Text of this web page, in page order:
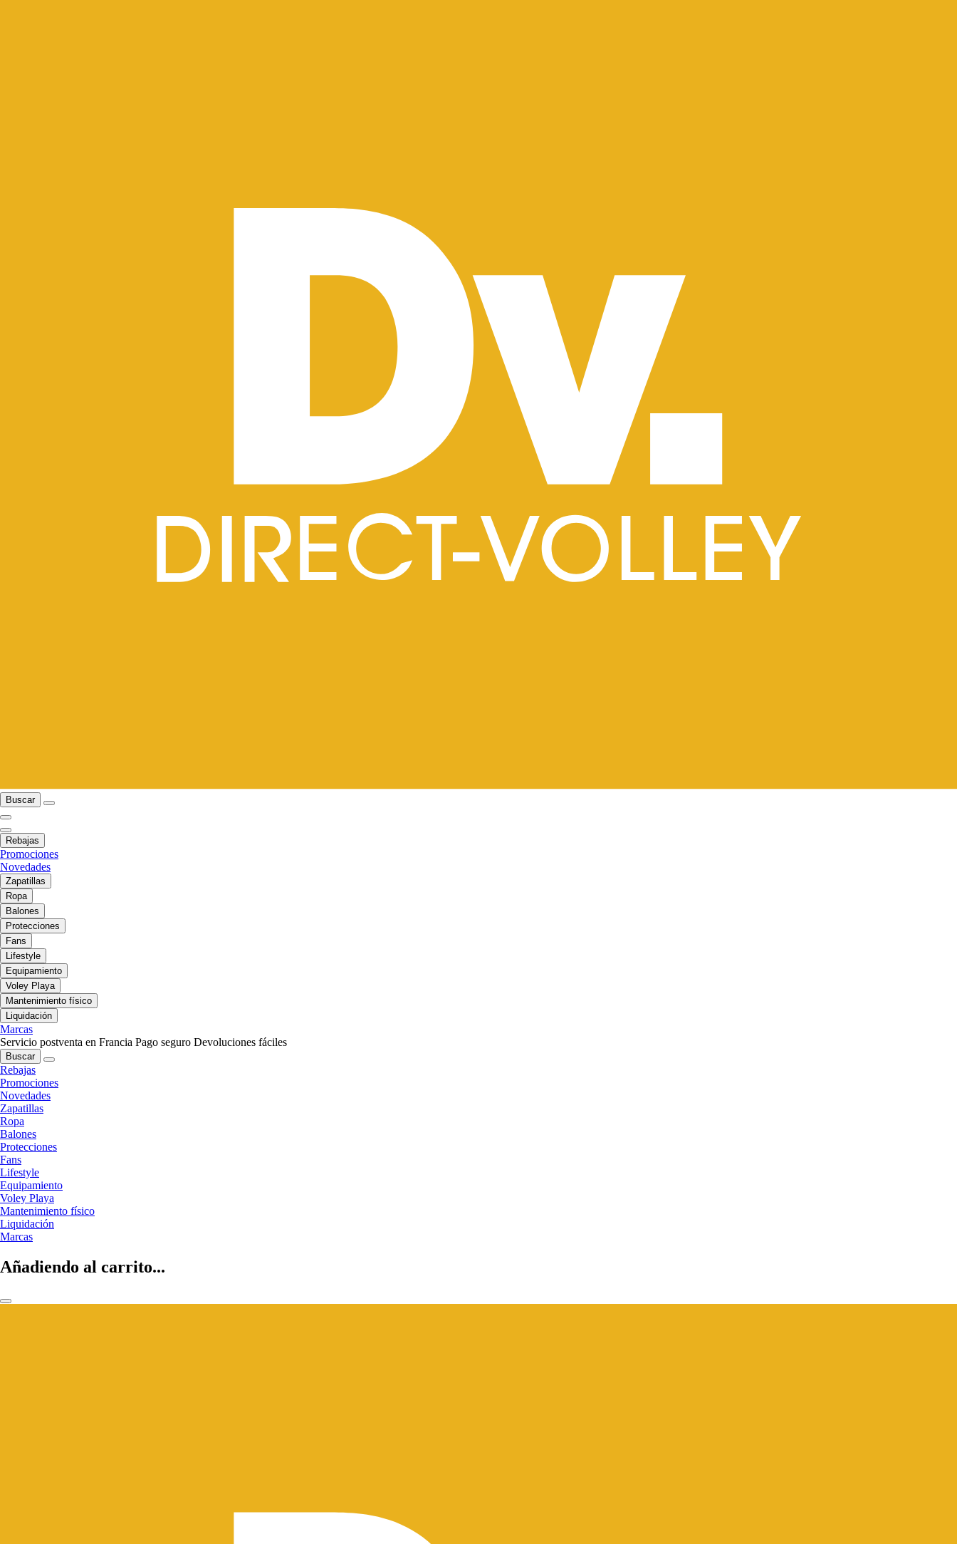
Buscar
Rebajas
Promociones
Novedades
Zapatillas
Ropa
Balones
Protecciones
Fans
Lifestyle
Equipamiento
Voley Playa
Mantenimiento físico
Liquidación
Marcas
Servicio postventa en Francia Pago seguro Devoluciones fáciles
Buscar
Rebajas
Promociones
Novedades
Zapatillas
Ropa
Balones
Protecciones
Fans
Lifestyle
Equipamiento
Voley Playa
Mantenimiento físico
Liquidación
Marcas
Añadiendo al carrito...